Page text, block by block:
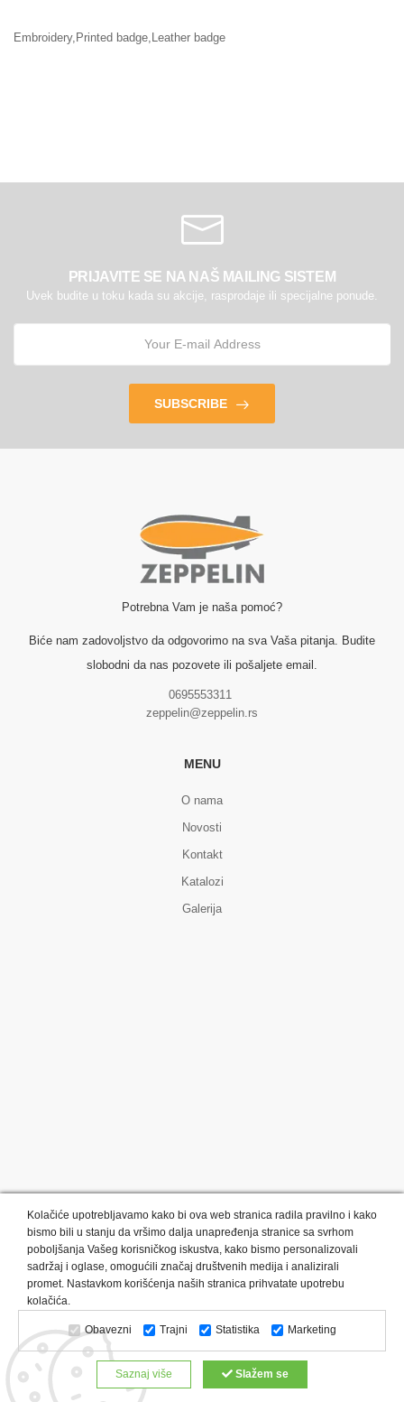
Embroidery,Printed badge,Leather badge
PRIJAVITE SE NA NAŠ MAILING SISTEM
Uvek budite u toku kada su akcije, rasprodaje ili specijalne ponude.
SUBSCRIBE
Potrebna Vam je naša pomoć?
Biće nam zadovoljstvo da odgovorimo na sva Vaša pitanja. Budite
slobodni da nas pozovete ili pošaljete email.
0695553311
zeppelin@zeppelin.rs
MENU
O nama
Novosti
Kontakt
Katalozi
Galerija
Kategorije proizvoda: Olovke i markeri
Privesci i trakice
Upaljači
USB Tehnologija Tekstil
Kačketi i kape
Notesi i rokovnici
Kancelarija Satovi
Kišobrani
Torbe i putovanja
Kuhinjski setovi
Alati i oprema
Relaksacija, lepota i zdravlje
Kalendari
Custom proizvodi
Digitalna štampa
Kolačiće upotrebljavamo kako bi ova web stranica radila pravilno i kako
bismo bili u stanju da vršimo dalja unapređenja stranice sa svrhom
poboljšanja Vašeg korisničkog iskustva, kako bismo personalizovali
sadržaj i oglase, omogućili značaj društvenih medija i analizirali
promet. Nastavkom korišćenja naših stranica prihvatate upotrebu
kolačića.
Obavezni Trajni Statistika Marketing
Saznaj više Slažem se